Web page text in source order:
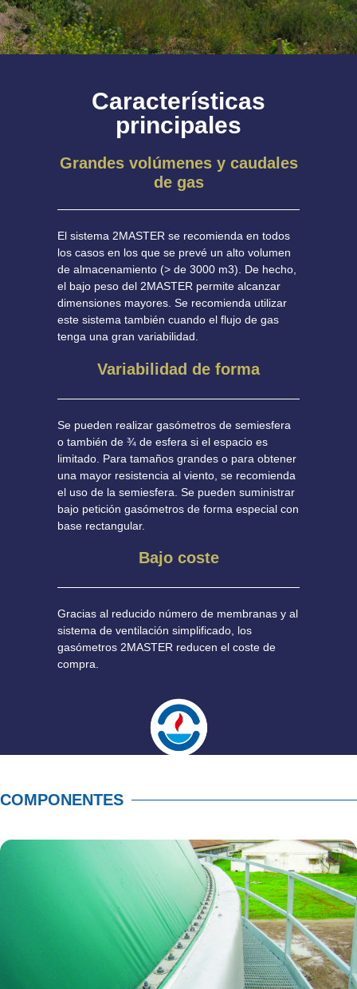
Características
principales
Grandes volúmenes y caudales
de gas
El sistema 2MASTER se recomienda en todos
los casos en los que se prevé un alto volumen
de almacenamiento (> de 3000 m3). De hecho,
el bajo peso del 2MASTER permite alcanzar
dimensiones mayores. Se recomienda utilizar
este sistema también cuando el flujo de gas
tenga una gran variabilidad.
Variabilidad de forma
Se pueden realizar gasómetros de semiesfera
o también de ¾ de esfera si el espacio es
limitado. Para tamaños grandes o para obtener
una mayor resistencia al viento, se recomienda
el uso de la semiesfera. Se pueden suministrar
bajo petición gasómetros de forma especial con
base rectangular.
Bajo coste
Gracias al reducido número de membranas y al
sistema de ventilación simplificado, los
gasómetros 2MASTER reducen el coste de
compra.
COMPONENTES